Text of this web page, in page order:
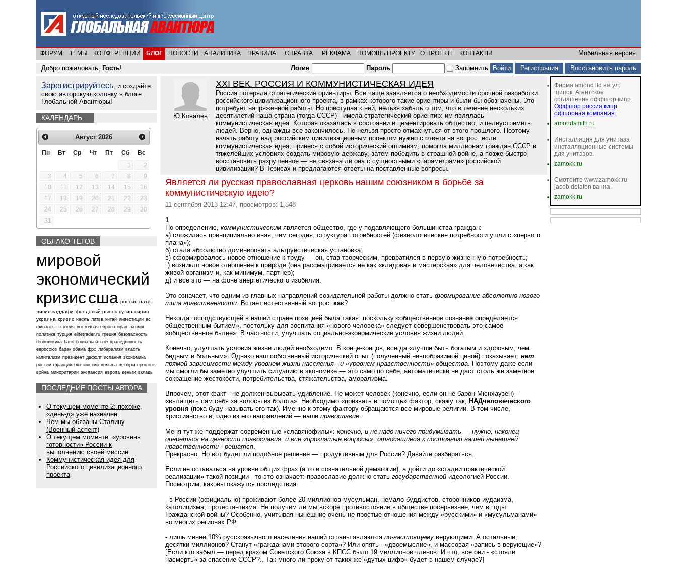
ФОРУМ ТЕМЫ КОНФЕРЕНЦИИ БЛОГ НОВОСТИ АНАЛИТИКА ПРАВИЛА СПРАВКА РЕКЛАМА ПОМОЩЬ ПРОЕКТУ О ПРОЕКТЕ КОНТАКТЫ
Мобильная версия
Добро пожаловать, Гость! Логин Пароль Запомнить Регистрация Восстановить пароль
Ю.Ковалев
XXI ВЕК. РОССИЯ И КОММУНИСТИЧЕСКАЯ ИДЕЯ
Россия потеряла стратегические ориентиры. Все чаще заявляется о необходимости срочной разработки
российского цивилизационного проекта, в рамках которого такие ориентиры и были бы обозначены. Это
потребует напряженной работы. Но приступая к ней, нельзя забыть о том, что в течение нескольких
десятилетий наша страна (тогда СССР) - имела стратегический ориентир: им являлась
коммунистическая идея. Которая оказалась в состоянии и цементировать общество, и целеустремить
людей. Верно, однажды все закончилось. Но нельзя просто отмахнуться от этого прошлого. Поэтому
начать работу над российским цивилизационным проектом нужно с ответа на вопрос: если
коммунистическая идея, принеся с собой исторический оптимизм, помогла миллионам граждан СССР в
тяжелейших условиях создать мировую державу, затем победить в страшной войне, а позже быстро
восстановить разрушенное — не связана ли она с сущностными «параметрами» российской
цивилизации? В Тезисах и предлагаются ответы на поставленные вопросы.
Является ли русская православная церковь нашим союзником в борьбе за
коммунистическую идею?
11 сентября 2013 12:47, просмотров: 1,848
1
По определению, коммунистическим является общество, где у подавляющего большинства граждан:
а) сложилась принципиально иная, чем сегодня, структура потребностей (физиологические потребности ушли с «первого
плана»);
б) стала абсолютно доминировать альтруистическая установка;
в) сформировалось новое отношение к труду — он, став творческим, превратился в первую жизненную потребность;
г) возникло новое отношение к природе (она рассматривается не как «кладовая и мастерская» для человечества, а как
живой организм и, как минимум, партнер);
д) и все это — на фоне энергетического изобилия.
Это означает, что одним из главных направлений созидательной работы должно стать формирование абсолютно нового
типа нравственности. Встает естественный вопрос: как?
Некогда господствующей в нашей стране позицией была такая: поскольку «общественное сознание определяется
общественным бытием», постольку для воспитания «нового человека» следует совершенствовать это самое
«общественное бытие». В частности, улучшать социально-экономические условия жизни людей.
Конечно, улучшать условия жизни людей необходимо. В конце-концов, всегда «лучше быть богатым и здоровым, чем
бедным и больным». Однако наш собственный исторический опыт (полученный невообразимой ценой) показывает: нет
прямой зависимости между уровнем жизни населения - и «уровнем нравственности» общества. Поэтому даже если
мы смогли бы заметно улучшить ситуацию в экономике — это само по себе, автоматически не даст столь же заметное
сокращение жестокости, потребительства, стяжательства, аморализма.
Впрочем, этот факт - не должен вызывать удивление. Не может человек (конечно, если он не барон Мюнхаузен) -
«вытащить сам себя за волосы из болота». Необходимо «призвать в помощь» фактор, скажу так, НАДчеловеческого
уровня (пока буду называть его так). Именно к этому фактору обращаются все мировые религии. В том числе,
христианство и, одно из его направлений — наше православие.
Меня тут же поддержат современные «славянофилы»: конечно, и не надо ничего придумывать — нужно, наконец
опереться на ценности православия, и все «проклятые вопросы», относящиеся к состоянию нашей нынешней
нравственности - решатся.
Прекрасно. Но вот будет ли подобное решение — продуктивным для России? Давайте разбираться.
Если не оставаться на уровне общих фраз (а то и сознательной демагогии), а дойти до «стадии практической
реализации» такой позиции - то это означает: православие должно стать государственной идеологией России.
Посмотрим, каковы окажутся последствия:
- в России (официально) проживают более 20 миллионов мусульман, немало буддистов, сторонников иудаизма,
католицизма, протестантизма. Не получим ли мы вскоре противостояние в обществе посерьезнее, чем в годы
Гражданской войны? Особенно, учитывая нынешние очень не простые отношения между «русскими» и «мусульманами»
во многих регионах РФ.
- лишь менее 10% русскоязычного населения нашей страны являются по-настоящему верующими. А остальные,
десятки миллионов? Станут «гражданами второго сорта»? Или опять - «двоемыслие», и массовая «запись в верующие»?
[Если кто забыл — перед крахом Советского Союза в КПСС было 19 миллионов членов. И что, все они - «стояли
насмерть» за спасение СССР?.. Так много ли проку от таких же «дутых цифр» будет в нашем случае?]
Зарегистрируйтесь, и создайте
свою авторскую колонку в блоге
Глобальной Авантюры!
КАЛЕНДАРЬ
Август 2026
Пн Вт Ср Чт Пт Сб
Вс
1
2
3
4 5 6 7 8
9
10
11 12 13 14 15
16
17
18 19 20 21 22
23
24
25 26 27 28 29
30
31
ОБЛАКО ТЕГОВ
мировой
экономический
кризиссша россия нато
ливия каддафи фондовый рынок путин сирия
украина кризис нефть литва китай инвестиции ес
финансы эстония восточная европа иран латвия
политика турция elitetrader.ru греция безопасность
геополитика банк социальная несправедливость
евросоюз барак обама фрс либерализм власть
капитализм президент дефолт испания экономика
россии франция бжезинский польша выборы прогнозы
война миноритарии экспансия европа деньги вклады
ПОСЛЕДНИЕ ПОСТЫ АВТОРА
О текущем моменте-2: похоже,
«день-д» уже назначен
Чем мы обязаны Сталину
(Военный аспект)
О текущем моменте: «уровень
готовности» России к
выполнению своей миссии
Коммунистическая идея для
Российского цивилизационного
проекта
Фирма amond ltd на ул.
щипок. Агентское
соглашение оффшор кипр.
Оффшор россия кипр
офшорная компания
amondsmith.ru
Инсталляция для унитаза
инсталляционные системы
для унитазов.
zamokk.ru
Смотрите www.zamokk.ru
jacob delafon ванна.
zamokk.ru